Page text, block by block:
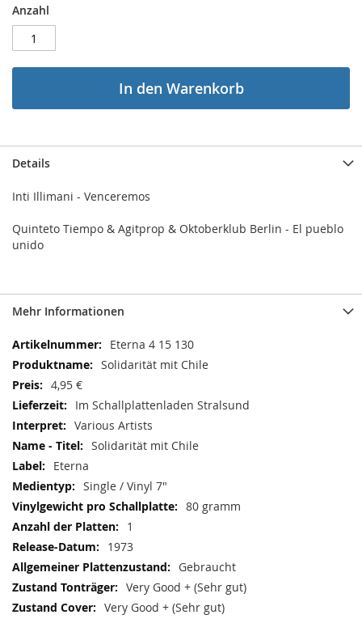
Anzahl
In den Warenkorb
Details
Inti Illimani - Venceremos
Quinteto Tiempo & Agitprop & Oktoberklub Berlin - El pueblo
unido
Mehr Informationen
Mehr
Informationen
Eterna 4 15 130
Solidarität mit Chile
4,95 €
Im Schallplattenladen Stralsund
Various Artists
Solidarität mit Chile
Eterna
Single / Vinyl 7"
80 gramm
1
1973
Gebraucht
Very Good + (Sehr gut)
Very Good + (Sehr gut)